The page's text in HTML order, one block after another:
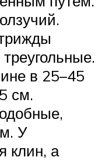
в 25–45
см.
У
клин, а